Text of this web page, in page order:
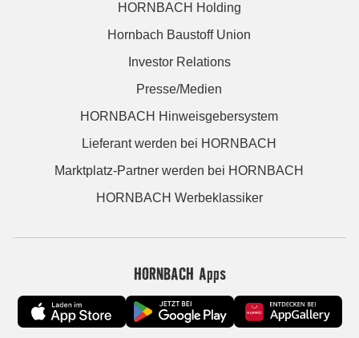
HORNBACH Holding
Hornbach Baustoff Union
Investor Relations
Presse/Medien
HORNBACH Hinweisgebersystem
Lieferant werden bei HORNBACH
Marktplatz-Partner werden bei HORNBACH
HORNBACH Werbeklassiker
HORNBACH Apps